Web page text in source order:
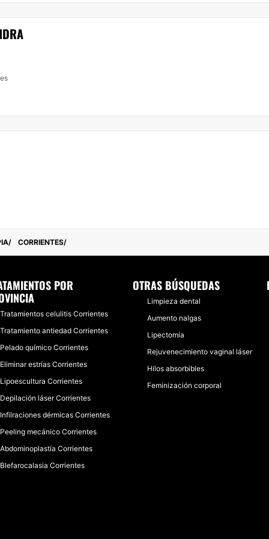
CORRIENTES
POR
Tratamientos celulitis Corrientes
Tratamiento antiedad Corrientes
Pelado químico Corrientes
Eliminar estrías Corrientes
Lipoescultura Corrientes
Depilación láser Corrientes
Infilraciones dérmicas Corrientes
Peeling mecánico Corrientes
Abdominoplastía Corrientes
Blefarocalasia Corrientes
OTRAS BÚSQUEDAS
Limpieza dental
Aumento nalgas
Lipectomía
Rejuvenecimiento vaginal láser
Hilos absorbibles
Feminización corporal